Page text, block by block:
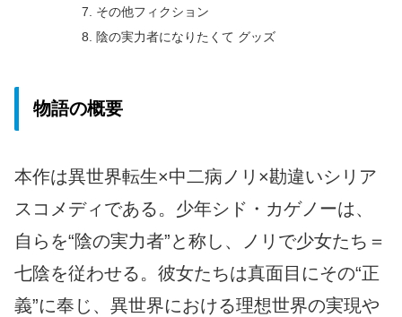
その他フィクション
陰の実力者になりたくて グッズ
物語の概要
本作は異世界転生×中二病ノリ×勘違いシリア
スコメディである。少年シド・カゲノーは、
自らを“陰の実力者”と称し、ノリで少女たち＝
七陰を従わせる。彼女たちは真面目にその“正
義”に奉じ、異世界における理想世界の実現や